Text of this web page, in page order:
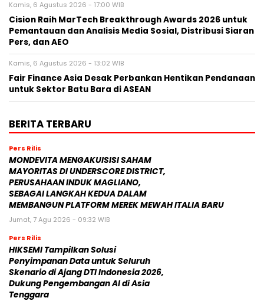
Kamis, 6 Agustus 2026 - 17:00 WIB
Cision Raih MarTech Breakthrough Awards 2026 untuk
Pemantauan dan Analisis Media Sosial, Distribusi Siaran
Pers, dan AEO
Kamis, 6 Agustus 2026 - 13:02 WIB
Fair Finance Asia Desak Perbankan Hentikan Pendanaan
untuk Sektor Batu Bara di ASEAN
BERITA TERBARU
Pers Rilis
MONDEVITA MENGAKUISISI SAHAM
MAYORITAS DI UNDERSCORE DISTRICT,
PERUSAHAAN INDUK MAGLIANO,
SEBAGAI LANGKAH KEDUA DALAM
MEMBANGUN PLATFORM MEREK MEWAH ITALIA BARU
Jumat, 7 Agu 2026 - 09:32 WIB
Pers Rilis
HIKSEMI Tampilkan Solusi
Penyimpanan Data untuk Seluruh
Skenario di Ajang DTI Indonesia 2026,
Dukung Pengembangan AI di Asia
Tenggara